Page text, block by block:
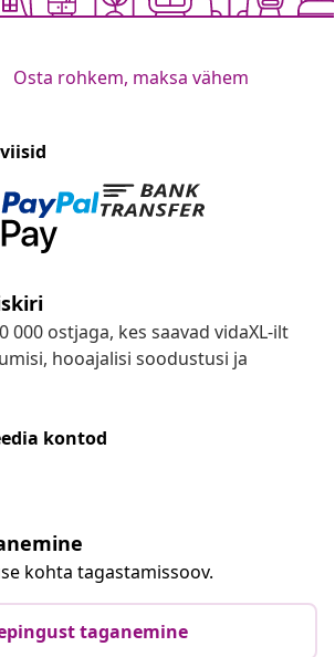
Osta rohkem, maksa vähem
000 ostjaga, kes saavad vidaXL-ilt
hooajalisi soodustusi ja
kontod
kohta tagastamissoov.
taganemine